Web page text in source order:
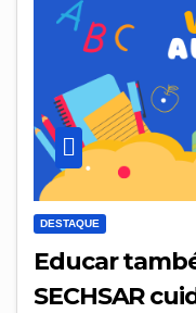
DESTAQUE
Educar
SECHSAR